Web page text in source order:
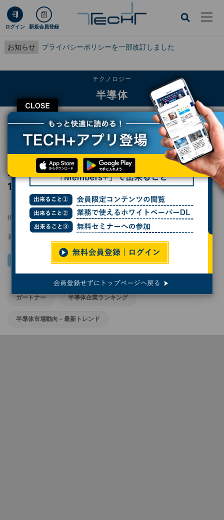
ログイン 新規会員登録
お知らせ プライバシーポリシーを一部改訂しました
CLOSE
テクノロジー
半導体
TECH+ テクノロジー
半導体
2024年の半導体企業売上高ランキングトップ10、NVIDIAが前年5位から3位に
2024年の半導体企業売上高ランキングトップ
10、NVIDIAが前年5位から3位に躍進 ガー
トナー調べ
掲載日 2025/02/04 14:21 更新日2025/02/04 14:27
著者：
ガートナー 半導体企業ランキング
半導体市場動向 - 最新トレンド